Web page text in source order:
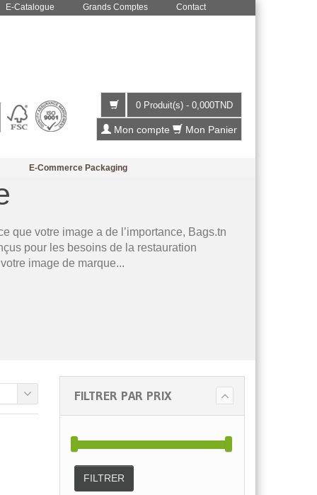
E-Catalogue Grands Comptes Contact
0 Produit(s) - 0,000TND
Mon compte Mon Panier
E-Commerce Packaging
que votre image a de l’importance, Bags.tn
pour les besoins de la restauration
image de marque...
FILTRER PAR PRIX
FILTRER